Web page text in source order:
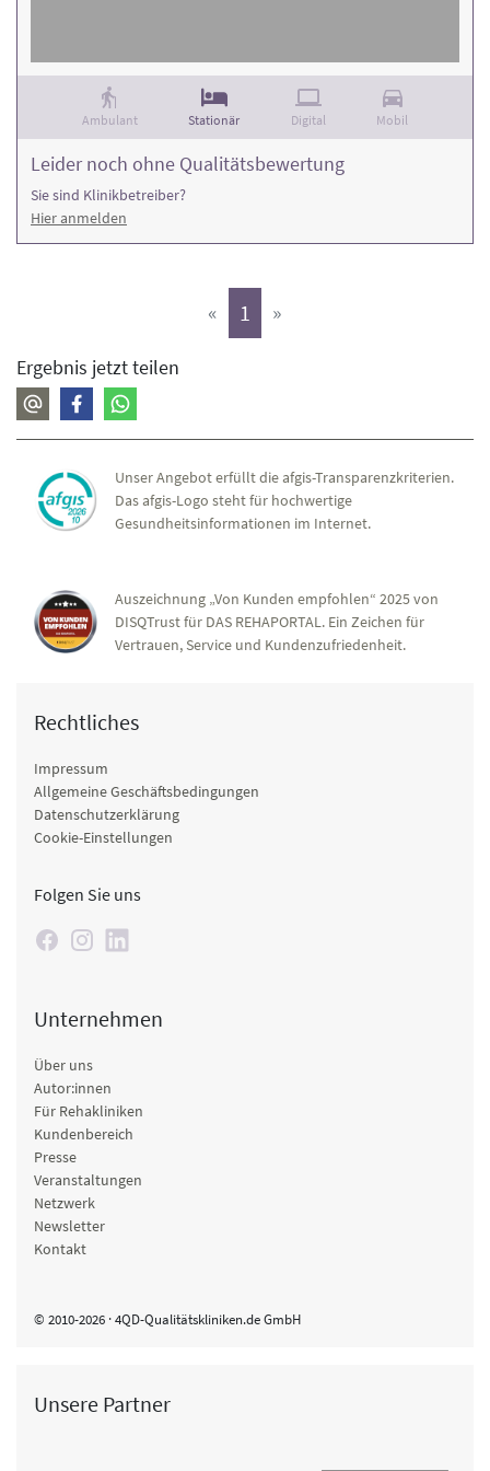
Ambulant Stationär Digital Mobil
Leider noch ohne Qualitätsbewertung
Sie sind Klinikbetreiber?
Hier anmelden
« 1 (aktiv)
»
Ergebnis jetzt teilen
Unser Angebot erfüllt die afgis-Transparenzkriterien.
Das afgis-Logo steht für hochwertige
Gesundheitsinformationen im Internet.
Auszeichnung „Von Kunden empfohlen“ 2025 von
DISQTrust für DAS REHAPORTAL. Ein Zeichen für
Vertrauen, Service und Kundenzufriedenheit.
Rechtliches
Impressum
Allgemeine Geschäftsbedingungen
Datenschutzerklärung
Cookie-Einstellungen
Folgen Sie uns
Unternehmen
Über uns
Autor:innen
Für Rehakliniken
Kundenbereich
Presse
Veranstaltungen
Netzwerk
Newsletter
Kontakt
© 2010-2026 · 4QD-Qualitätskliniken.de GmbH
Unsere Partner